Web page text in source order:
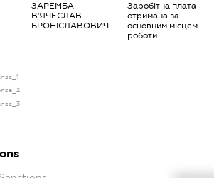
ЗАРЕМБА
В'ЯЧЕСЛАВ
БРОНІСЛАВОВИЧ
Заробітна плата
отримана за
основним місцем
роботи